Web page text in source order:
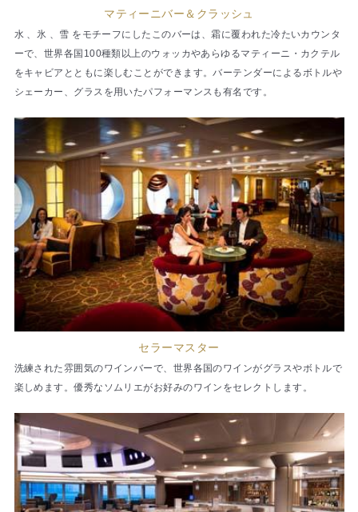
マティーニバー＆クラッシュ
水 、氷 、雪 をモチーフにしたこのバーは、霜に覆われた冷たいカウンタ
ーで、世界各国100種類以上のウォッカやあらゆるマティーニ・カクテル
をキャビアとともに楽しむことができます。バーテンダーによるボトルや
シェーカー、グラスを用いたパフォーマンスも有名です。
セラーマスター
洗練された雰囲気のワインバーで、世界各国のワインがグラスやボトルで
楽しめます。優秀なソムリエがお好みのワインをセレクトします。